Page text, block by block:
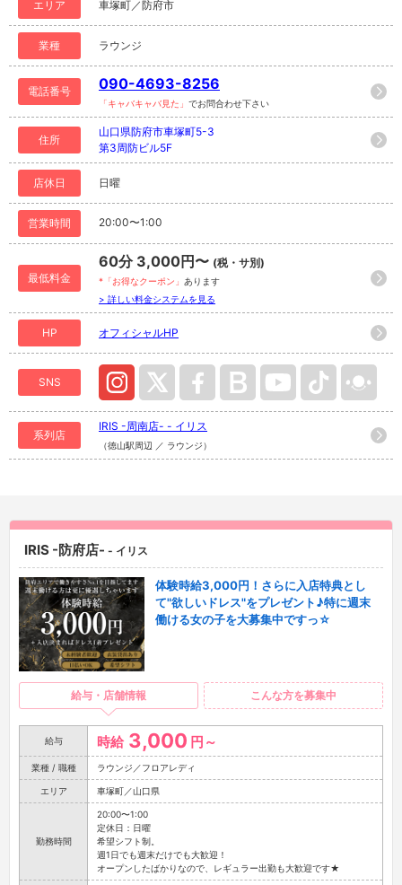
エリア 車塚町／防府市
業種 ラウンジ
電話番号 090-4693-8256
「キャバキャバ見た」 でお問合わせ下さい
住所
山口県防府市車塚町5-3
第3周防ビル5F
店休日 日曜
営業時間 20:00〜1:00
最低料金
60分 3,000円〜 (税・サ別)
*「お得なクーポン」 あります
> 詳しい料金システムを見る
HP オフィシャルHP
SNS
系列店
IRIS -周南店- - イリス
（徳山駅周辺 ／ ラウンジ）
IRIS -防府店- - イリス
体験時給3,000円！さらに入店特典とし
て"欲しいドレス"をプレゼント♪特に週末
働ける女の子を大募集中ですっ☆
給与・店舗情報 こんな方を募集中
給与 時給 3,000 円～
業種 / 職種 ラウンジ／フロアレディ
エリア 車塚町／山口県
勤務時間
20:00〜1:00
定休日：日曜
希望シフト制。
週1日でも週末だけでも大歓迎！
オープンしたばかりなので、レギュラー出勤も大歓迎です★